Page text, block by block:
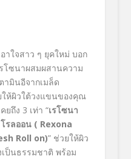
าใจสาว ๆ ยุคใหม่ บอก
โซนาผสมผสานความ
ามินอีจากเมล็ด
ห้ผิวใต้วงแขนของคุณ
ยถึง 3 เท่า “เรโซนา
รลออน ( Rexona
Roll on)” ช่วยให้ผิว
ป็นธรรมชาติ พร้อม